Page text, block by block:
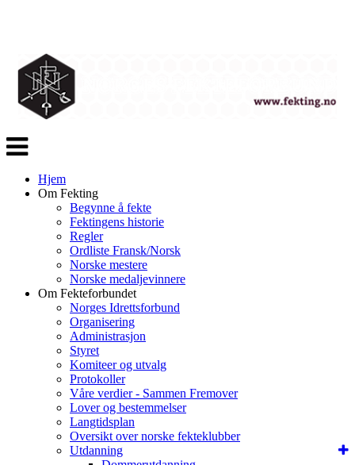
Veksle
navigasjon
Hjem
Om Fekting
Begynne å fekte
Fektingens historie
Regler
Ordliste Fransk/Norsk
Norske mestere
Norske medaljevinnere
Om Fekteforbundet
Norges Idrettsforbund
Organisering
Administrasjon
Styret
Komiteer og utvalg
Protokoller
Våre verdier - Sammen Fremover
Lover og bestemmelser
Langtidsplan
Oversikt over norske fekteklubber
Utdanning